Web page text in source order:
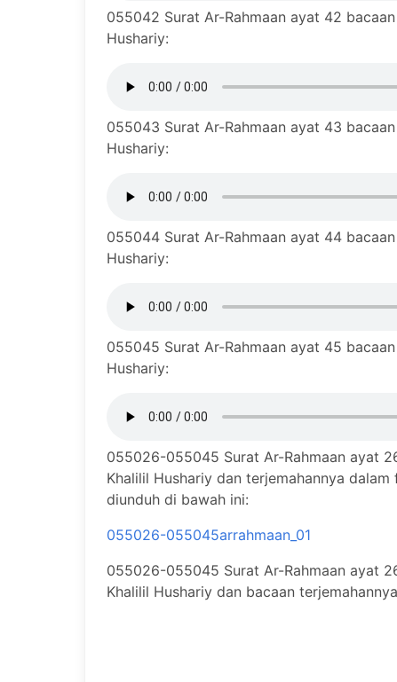
055042 Surat Ar-Rahmaan ayat 42
Hushariy:
055043 Surat Ar-Rahmaan ayat 43
Hushariy:
055044 Surat Ar-Rahmaan ayat 44
Hushariy:
055045 Surat Ar-Rahmaan ayat 45
Hushariy:
055026-055045 Surat Ar-Rahmaan ayat
Khalilil Hushariy dan terjemahannya
diunduh di bawah ini:
055026-055045arrahmaan_01
055026-055045 Surat Ar-Rahmaan ayat
Khalilil Hushariy dan bacaan